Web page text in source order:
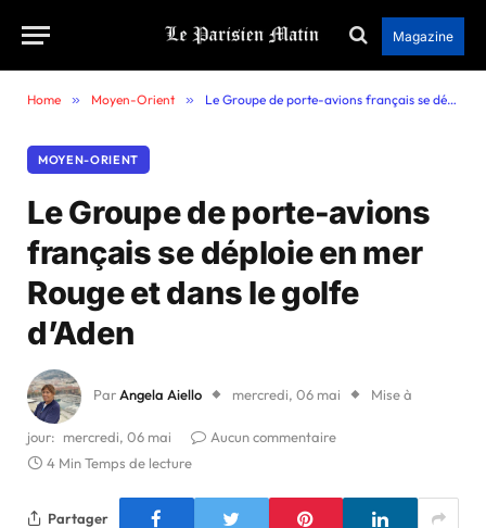
Magazine
Home » Moyen-Orient » Le Groupe de porte-avions français se déploie en mer Rouge et dans le golfe d’Aden
MOYEN-ORIENT
Le Groupe de porte-avions
français se déploie en mer
Rouge et dans le golfe
d’Aden
Par Angela Aiello mercredi, 06 mai Mise à
jour: mercredi, 06 mai
Aucun commentaire
4 Min Temps de lecture
Partager